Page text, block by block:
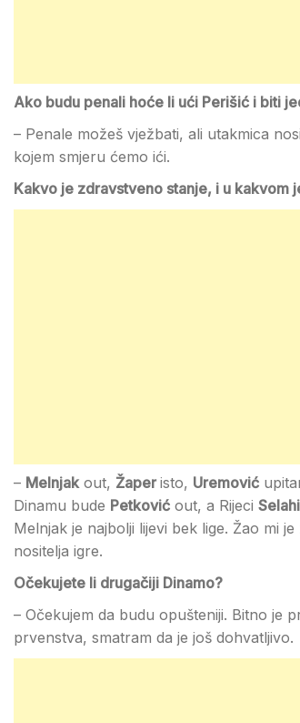
Ako budu penali hoće li ući Perišić i biti
– Penale možeš vježbati, ali utakmica
kojem smjeru ćemo ići.
Kakvo je zdravstveno stanje, i u kakvom
– Melnjak out, Žaper isto, Uremović
Dinamu bude Petković out, a Rijeci Selahi
Melnjak je najbolji lijevi bek lige. Žao mi
nositelja igre.
Očekujete li drugačiji Dinamo?
– Očekujem da budu opušteniji. Bitno je
prvenstva, smatram da je još dohvatljivo.